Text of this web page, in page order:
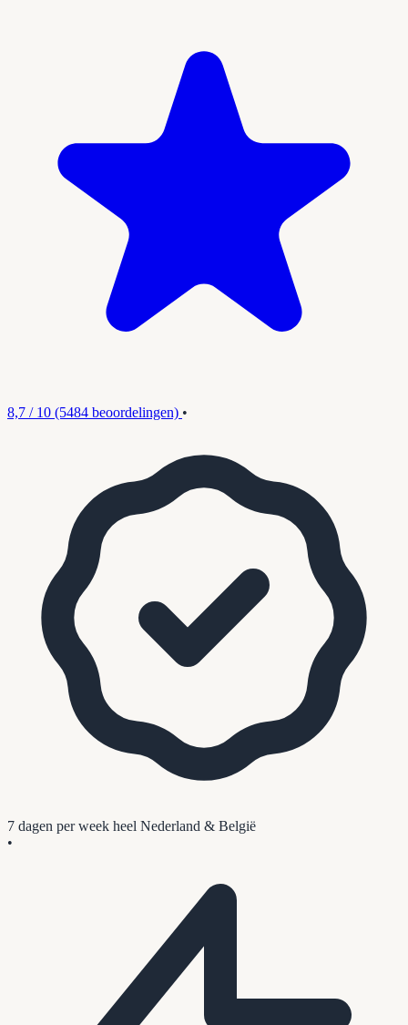
8,7 / 10 (5484 beoordelingen) •
7 dagen per week heel Nederland & België
•